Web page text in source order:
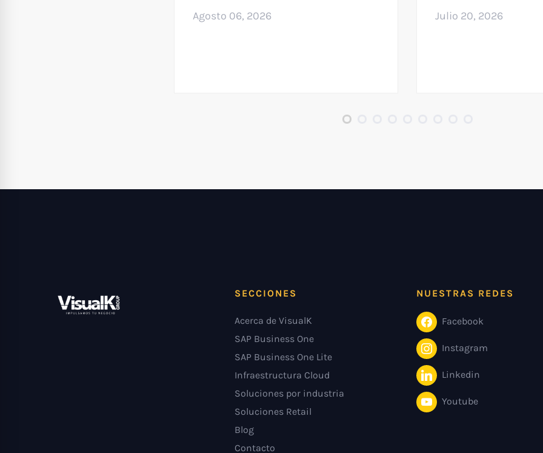
Agosto 06, 2026 Julio 20, 2026
SECCIONES
Acerca de VisualK
SAP Business One
SAP Business One Lite
Infraestructura Cloud
Soluciones por industria
Soluciones Retail
Blog
Contacto
NUESTRAS REDES
Facebook
Instagram
Linkedin
Youtube